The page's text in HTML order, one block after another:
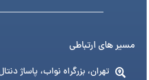
مسیر های ارتباطی
تهران، بزرگراه نواب، پاساژ دنتال،